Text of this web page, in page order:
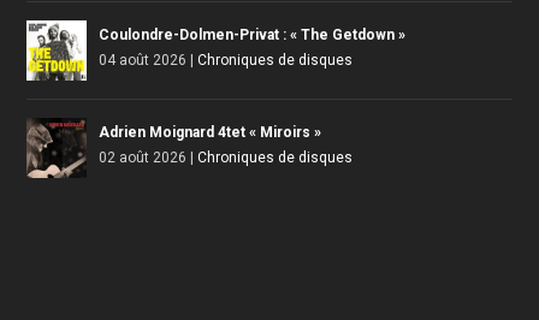
Coulondre-Dolmen-Privat : « The Getdown »
04 août 2026
|Chroniques de disques
Adrien Moignard 4tet « Miroirs »
02 août 2026
|Chroniques de disques